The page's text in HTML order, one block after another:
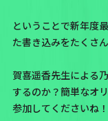
ということで新年度
た書き込みをたくさ
賀喜遥香先生による
するのか？簡単なオ
参加してくださいね！